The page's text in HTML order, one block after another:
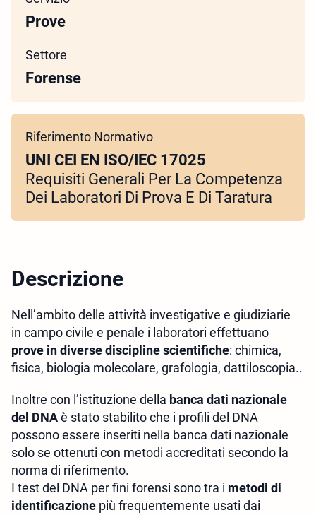
Prove
Settore
Forense
Riferimento Normativo
UNI CEI EN ISO/IEC 17025
Requisiti Generali Per La Competenza
Dei Laboratori Di Prova E Di Taratura
Descrizione
Nell’ambito delle attività investigative e giudiziarie
in campo civile e penale i laboratori effettuano
prove in diverse discipline scientifiche: chimica,
fisica, biologia molecolare, grafologia, dattiloscopia..
Inoltre con l’istituzione della banca dati nazionale
del DNAè stato stabilito che i profili del DNA
possono essere inseriti nella banca dati nazionale
solo se ottenuti con metodi accreditati secondo la
norma di riferimento.
I test del DNA per fini forensi sono tra i metodi di
identificazione più frequentemente usati dai